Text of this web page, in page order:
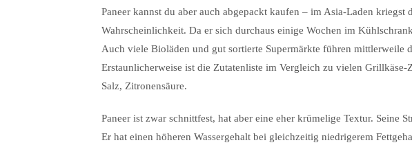
Paneer kannst du aber auch abgepackt kaufen – im Asia-Laden kriegst
Wahrscheinlichkeit. Da er sich durchaus einige Wochen im
Auch viele Bioläden und gut sortierte Supermärkte führen mittlerweile
Erstaunlicherweise ist die Zutatenliste im Vergleich zu vielen
Salz, Zitronensäure.
Paneer ist zwar schnittfest, hat aber eine eher krümelige Textur. Seine
Er hat einen höheren Wassergehalt bei gleichzeitig niedrigerem